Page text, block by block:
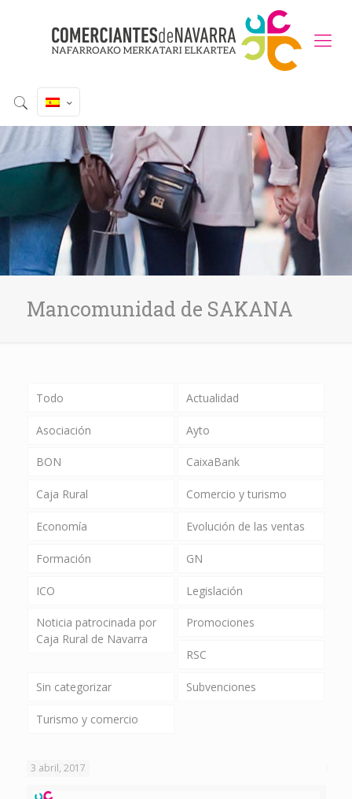
Mancomunidad de SAKANA
Todo Actualidad
Asociación Ayto
BON CaixaBank
Caja Rural Comercio y turismo
Economía Evolución de las ventas
Formación GN
ICO Legislación
Noticia patrocinada por
Caja Rural de Navarra
Promociones
RSC
Sin categorizar Subvenciones
Turismo y comercio
3 abril, 2017